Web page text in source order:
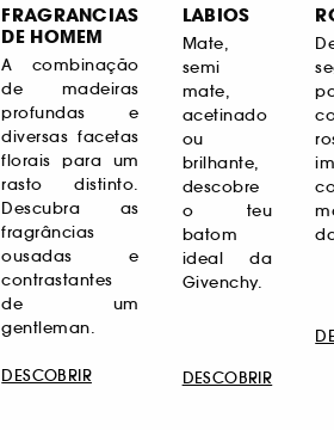
FRAGRANCIAS
DE HOMEM
A combinação
de madeiras
profundas e
diversas facetas
florais para um
rasto distinto.
Descubra as
fragrâncias
ousadas e
contrastantes
de um
gentleman.
DESCOBRIR
LABIOS
Mate,
semi
mate,
acetinado
ou
brilhante,
descobre
o teu
batom
ideal da
Givenchy.
DESCOBRIR